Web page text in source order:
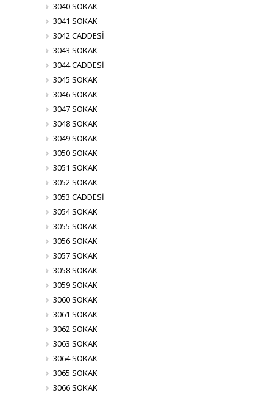
3040 SOKAK
3041 SOKAK
3042 CADDESİ
3043 SOKAK
3044 CADDESİ
3045 SOKAK
3046 SOKAK
3047 SOKAK
3048 SOKAK
3049 SOKAK
3050 SOKAK
3051 SOKAK
3052 SOKAK
3053 CADDESİ
3054 SOKAK
3055 SOKAK
3056 SOKAK
3057 SOKAK
3058 SOKAK
3059 SOKAK
3060 SOKAK
3061 SOKAK
3062 SOKAK
3063 SOKAK
3064 SOKAK
3065 SOKAK
3066 SOKAK